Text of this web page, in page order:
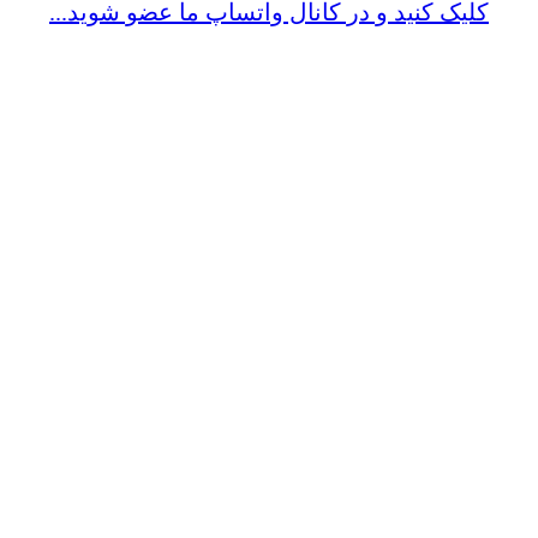
کلیک کنید و در کانال واتساپ ما عضو شوید...